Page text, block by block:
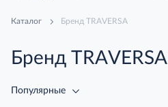
Каталог Бренд TRAVERSA
Бренд TRAVERSA
Популярные